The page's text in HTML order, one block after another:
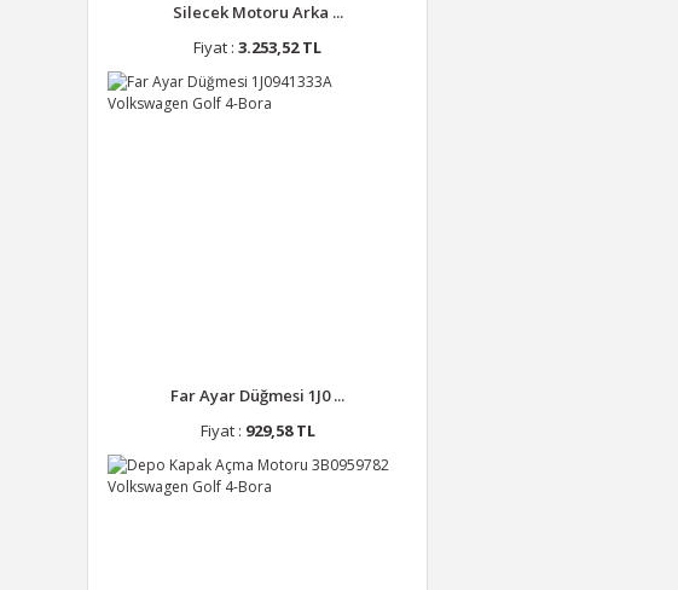
Silecek Motoru Arka ...
Fiyat : 3.253,52 TL
Far Ayar Düğmesi 1J0 ...
Fiyat : 929,58 TL